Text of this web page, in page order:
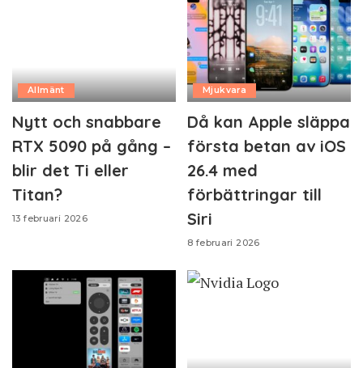
Allmänt
Nytt och snabbare
RTX 5090 på gång –
blir det Ti eller
Titan?
13 februari 2026
Mjukvara
Då kan Apple släppa
första betan av iOS
26.4 med
förbättringar till
Siri
8 februari 2026